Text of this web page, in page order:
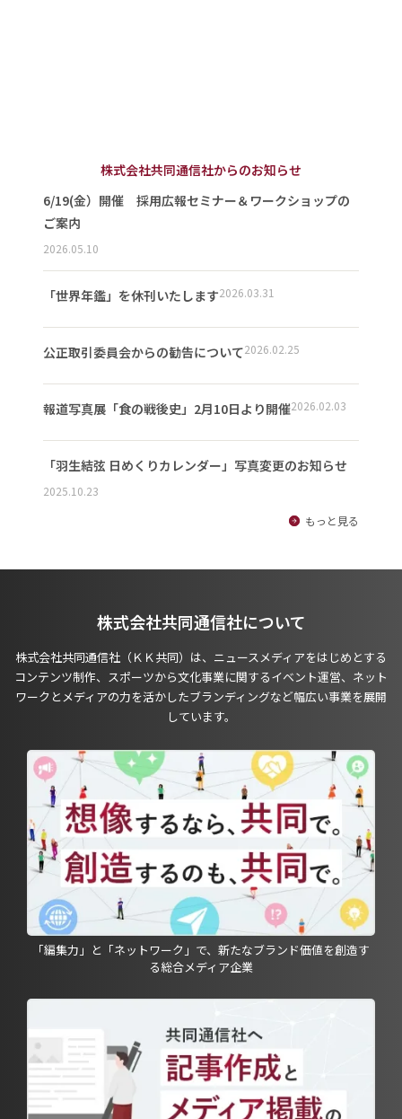
株式会社共同通信社からのお知らせ
6/19(金）開催 採用広報セミナー＆ワークショップの
ご案内
2026.05.10
「世界年鑑」を休刊いたします2026.03.31
公正取引委員会からの勧告について2026.02.25
報道写真展「食の戦後史」2月10日より開催2026.02.03
「羽生結弦 日めくりカレンダー」写真変更のお知らせ
2025.10.23
もっと見る
株式会社共同通信社について
株式会社共同通信社（ＫＫ共同）は、ニュースメディアをはじめとする
コンテンツ制作、スポーツから文化事業に関するイベント運営、ネット
ワークとメディアの力を活かしたブランディングなど幅広い事業を展開
しています。
「編集力」と「ネットワーク」で、新たなブランド価値を創造す
る総合メディア企業